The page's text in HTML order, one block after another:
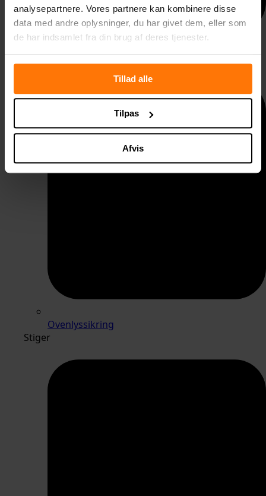
analysepartnere. Vores partnere kan kombinere disse
data med andre oplysninger, du har givet dem, eller som
de har indsamlet fra din brug af deres tjenester.
Tillad alle
Tilpas
Afvis
Taggelænder
Ovenlyssikring
Stiger